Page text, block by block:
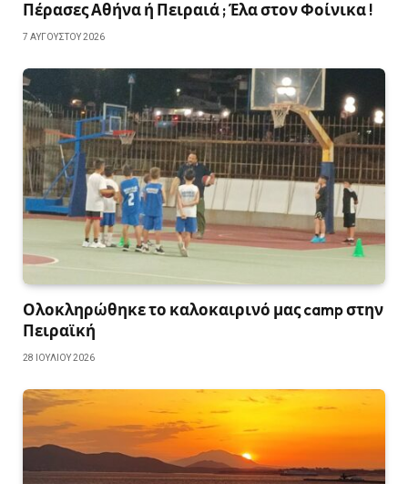
Πέρασες Αθήνα ή Πειραιά ; Έλα στον Φοίνικα !
7 ΑΥΓΟΎΣΤΟΥ 2026
Ολοκληρώθηκε το καλοκαιρινό μας camp στην
Πειραϊκή
28 ΙΟΥΛΊΟΥ 2026